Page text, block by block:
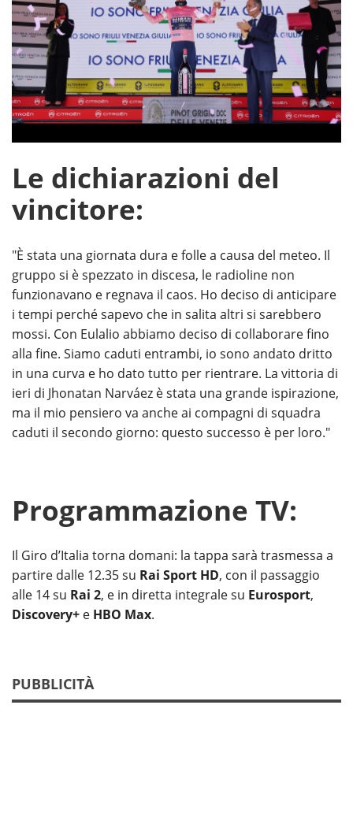
Le dichiarazioni del
vincitore:
"È stata una giornata dura e folle a causa del meteo. Il
gruppo si è spezzato in discesa, le radioline non
funzionavano e regnava il caos. Ho deciso di anticipare
i tempi perché sapevo che in salita altri si sarebbero
mossi. Con Eulalio abbiamo deciso di collaborare fino
alla fine. Siamo caduti entrambi, io sono andato dritto
in una curva e ho dato tutto per rientrare. La vittoria di
ieri di Jhonatan Narváez è stata una grande ispirazione,
ma il mio pensiero va anche ai compagni di squadra
caduti il secondo giorno: questo successo è per loro."
Programmazione TV:
Il Giro d’Italia torna domani: la tappa sarà trasmessa a
partire dalle 12.35 su Rai Sport HD, con il passaggio
alle 14 su Rai 2, e in diretta integrale su Eurosport,
Discovery+ e HBO Max.
PUBBLICITÀ